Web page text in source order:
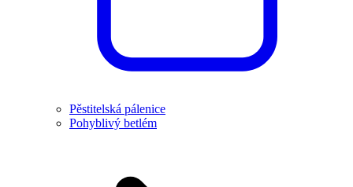
Pěstitelská pálenice
Pohyblivý betlém